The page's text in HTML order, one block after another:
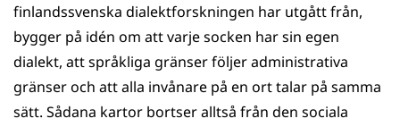
finlandssvenska dialektforskningen har utgått från,
bygger på idén om att varje socken har sin egen
dialekt, att språkliga gränser följer administrativa
gränser och att alla invånare på en ort talar på samma
sätt. Sådana kartor bortser alltså från den sociala